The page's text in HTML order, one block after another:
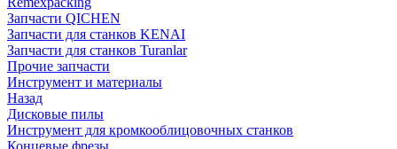
Запчасти QICHEN
Запчасти для станков KENAI
Запчасти для станков Turanlar
Прочие запчасти
Инструмент и материалы
Назад
Дисковые пилы
Инструмент для кромкооблицовочных станков